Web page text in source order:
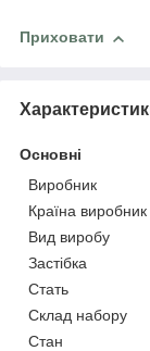
Приховати
Основні
Виробник
Країна виробник
Вид виробу
Застібка
Стать
Склад набору
Стан